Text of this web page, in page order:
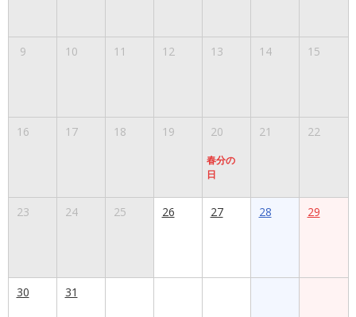
9 10 11 12 13 14 15
16 17 18 19 20
春分の
日
21 22
23 24 25 26 27 28 29
30 31